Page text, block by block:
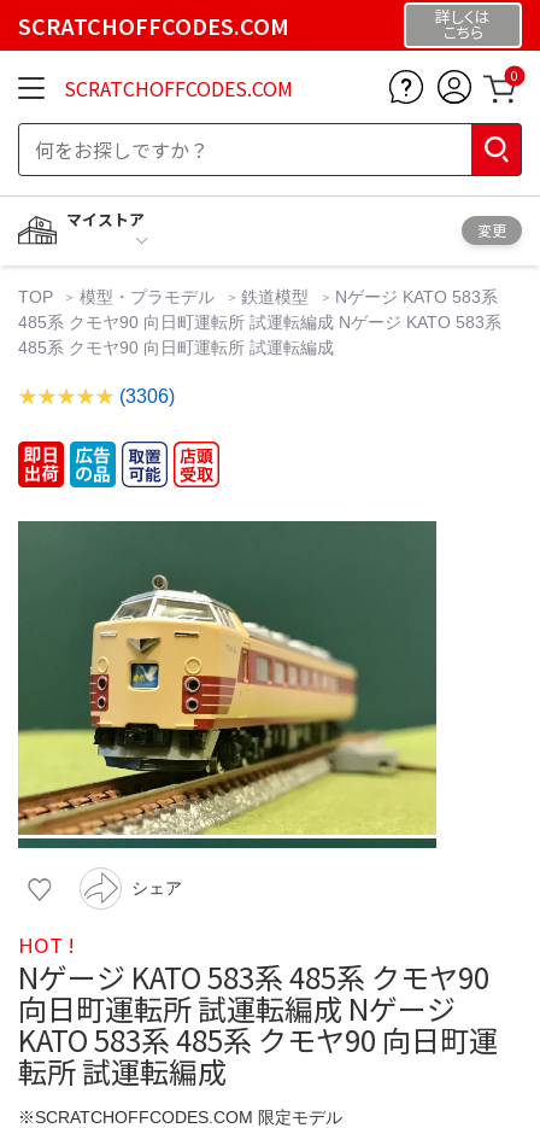
SCRATCHOFFCODES.COM 詳しくは
こちら
SCRATCHOFFCODES.COM 0
マイストア
変更
TOP 模型・プラモデル 鉄道模型
Nゲージ KATO 583系
485系 クモヤ90 向日町運転所 試運転編成 Nゲージ KATO 583系
485系 クモヤ90 向日町運転所 試運転編成
(3306)
シェア
HOT !
Nゲージ KATO 583系 485系 クモヤ90
向日町運転所 試運転編成 Nゲージ
KATO 583系 485系 クモヤ90 向日町運
転所 試運転編成
※SCRATCHOFFCODES.COM 限定モデル